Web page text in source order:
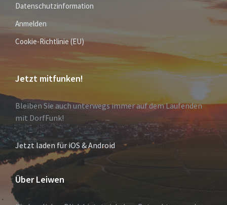
Datenschutzinformation
Anmelden
Cookie-Richtlinie (EU)
Jetzt mitfunken!
Bleiben Sie auch unterwegs immer auf dem Laufenden
mit DorfFunk!
Jetzt laden für iOS & Android
Über Leiwen